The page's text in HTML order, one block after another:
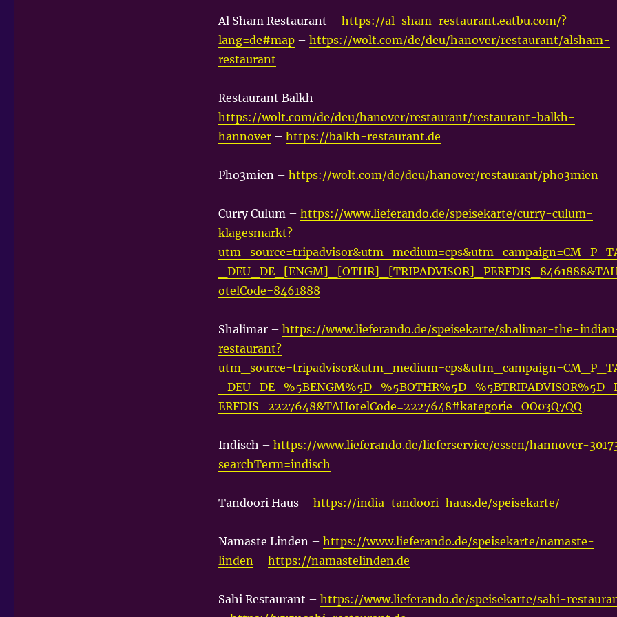
Al Sham Restaurant – https://al-sham-restaurant.eatbu.com/?
lang=de#map– https://wolt.com/de/deu/hanover/restaurant/alsham-
restaurant
Restaurant Balkh –
https://wolt.com/de/deu/hanover/restaurant/restaurant-balkh-
hannover– https://balkh-restaurant.de
Pho3mien – https://wolt.com/de/deu/hanover/restaurant/pho3mien
Curry Culum – https://www.lieferando.de/speisekarte/curry-culum-
klagesmarkt?
otelCode=8461888
Shalimar – https://www.lieferando.de/speisekarte/shalimar-the-
restaurant?
ERFDIS_2227648&TAHotelCode=2227648#kategorie_OO03Q7QQ
Indisch – https://www.lieferando.de/lieferservice/essen/hannover-
searchTerm=indisch
Tandoori Haus – https://india-tandoori-haus.de/speisekarte/
Namaste Linden – https://www.lieferando.de/speisekarte/namaste-
linden – https://namastelinden.de
Sahi Restaurant – https://www.lieferando.de/speisekarte/sahi-